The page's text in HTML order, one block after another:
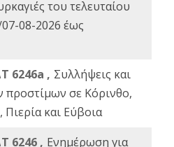
του τελευταίου
08-2026 έως
6246a , Συλλήψεις και
προστίμων σε Κόρινθο,
και Εύβοια
6246 , Ενημέρωση για